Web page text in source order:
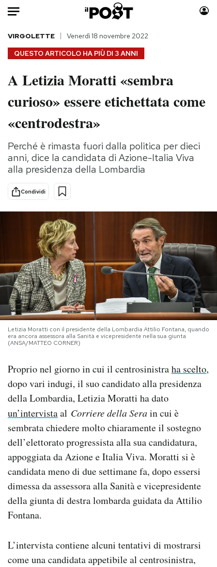
Auto
HOME
Italia
Politica
Tecnologia
Scienza
Cultura
Sport
Moda
Consumismi
Media
Europa
PODCAST
NEWSLETTER
I MIEI PREFERITI
SHOP
CALENDARIO
AREA PERSONALE
Area Personale
Newsletter
Notifiche mobile
Regala il Post
Hai bisogno di aiuto?
QUESTO ARTICOLO HA PIÙ DI 3 ANNI
VIRGOLETTE Venerdì 18 novembre 2022
A Letizia Moratti «sembra
curioso» essere etichettata come
«centrodestra»
Perché è rimasta fuori dalla politica per dieci
anni, dice la candidata di Azione-Italia Viva
alla presidenza della Lombardia
Condividi
Letizia Moratti con il presidente della Lombardia Attilio Fontana, quando
era ancora assessora alla Sanità e vicepresidente nella sua giunta
(ANSA/MATTEO CORNER)
Proprio nel giorno in cui il centrosinistraha scelto,
dopo vari indugi, il suo candidato alla presidenza
della Lombardia, Letizia Moratti ha dato
un’intervistaal Corriere della Serain cui è
sembrata chiedere molto chiaramente il sostegno
dell’elettorato progressista alla sua candidatura,
appoggiata da Azione e Italia Viva. Moratti si è
candidata meno di due settimane fa, dopo essersi
dimessa da assessora alla Sanità e vicepresidente
della giunta di destra lombarda guidata da Attilio
Fontana.
L’intervista contiene alcuni tentativi di mostrarsi
come una candidata appetibile al centrosinistra,